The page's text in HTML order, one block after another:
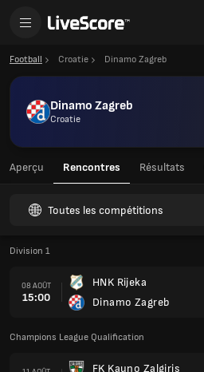
Football Croatie Dinamo Zagreb
Dinamo Zagreb
Croatie
Aperçu Rencontres Résultats
Toutes les compétitions
Division 1
08 AOÛT
15:00
HNK Rijeka
Dinamo Zagreb
Champions League Qualification
FK Kauno Zalgiris